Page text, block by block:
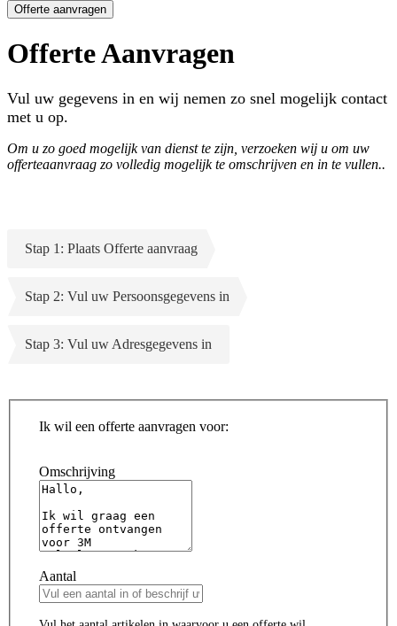
Offerte aanvragen
Offerte Aanvragen
Vul uw gegevens in en wij nemen zo snel mogelijk contact
met u op.
Om u zo goed mogelijk van dienst te zijn, verzoeken wij u om uw
offerteaanvraag zo volledig mogelijk te omschrijven en in te vullen..
Stap 1: Plaats Offerte aanvraag
Stap 2: Vul uw Persoonsgegevens in
Stap 3: Vul uw Adresgegevens in
Ik wil een offerte aanvragen voor:
Omschrijving
Aantal